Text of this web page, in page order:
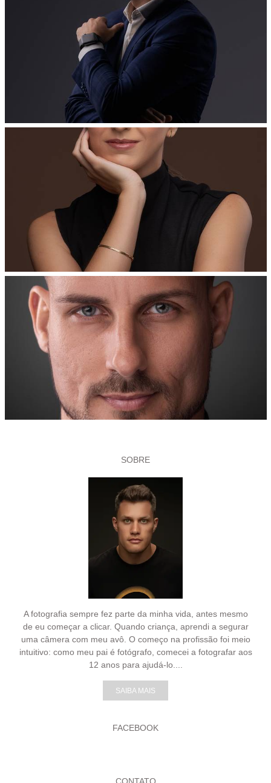
SOBRE
A fotografia sempre fez parte da minha vida, antes mesmo
de eu começar a clicar. Quando criança, aprendi a segurar
uma câmera com meu avô. O começo na profissão foi meio
intuitivo: como meu pai é fotógrafo, comecei a fotografar aos
12 anos para ajudá-lo....
SAIBA MAIS
FACEBOOK